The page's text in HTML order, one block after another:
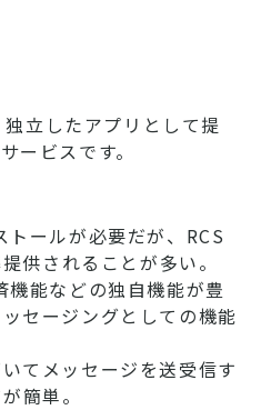
立したアプリとして提
ービスです。
ールが必要だが、RCS
供されることが多い。
能などの独自機能が豊
セージングとしての機能
てメッセージを送受信す
簡単。